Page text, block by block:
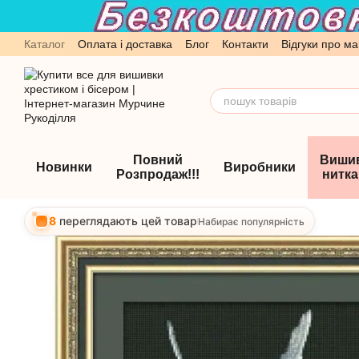
Перейти до основного контенту
Каталог Оплата і доставка Блог Контакти
Відгуки про
Обмін та повернення
Угода користувача
Новинки
Повний
Розпродаж!!!
Виробники
8 переглядають цей товарНабирає популярність